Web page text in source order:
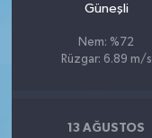
Güneşli
Nem: %72
Rüzgar: 6.89 m/s
13 AĞUSTOS